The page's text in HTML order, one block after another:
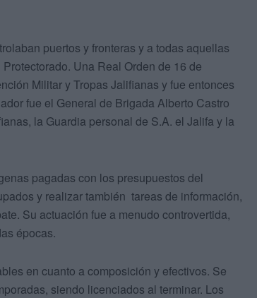
puertos y fronteras y a todas aquellas
Una Real Orden de 16 de
Militar y Tropas Jalifianas y fue entonces
fue el General de Brigada Alberto Castro
la Guardia personal de S.A. el Jalifa y la
pagadas con los presupuestos del
y realizar también tareas de información,
Su actuación fue a menudo controvertida,
épocas.
en cuanto a composición y efectivos. Se
siendo licenciados al terminar. Los